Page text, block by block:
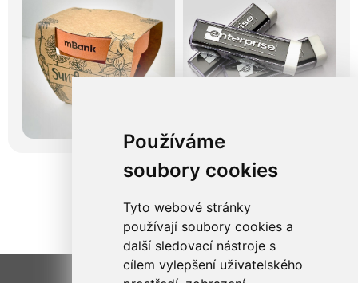
Používáme
soubory cookies
Tyto webové stránky
používají soubory cookies a
další sledovací nástroje s
cílem vylepšení uživatelského